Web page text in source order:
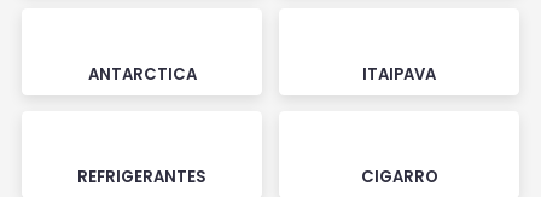
ANTARCTICA ITAIPAVA
REFRIGERANTES CIGARRO